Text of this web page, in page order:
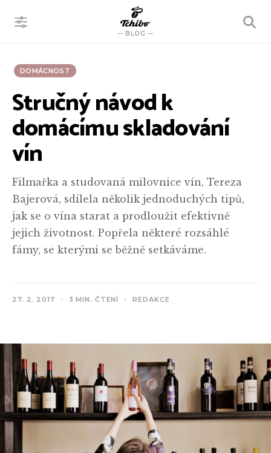
BLOG
VYHLEDÁVÁNÍ
DOMÁCNOST
Stručný návod k
domácímu skladování
vín
Filmařka a studovaná milovnice vín, Tereza
Bajerová, sdílela několik jednoduchých tipů,
jak se o vína starat a prodloužit efektivně
jejich životnost. Popřela některé rozsáhlé
fámy, se kterými se běžně setkáváme.
27. 2. 2017 3 MIN. ČTENÍ REDAKCE